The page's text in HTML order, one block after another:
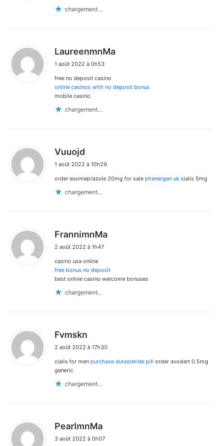
chargement…
LaureenmnMa
:
1 août 2022 à 0h53
free no deposit casino
online casinos with no deposit bonus
mobile casino
chargement…
Vuuojd
t
1 août 2022 à 10h29
order esomeprazole 20mg for sale phenergan uk cialis 5mg
chargement…
FrannimnMa
:
2 août 2022 à 1h47
casino usa online
free bonus no deposit
best online casino welcome bonuses
chargement…
Fvmskn
t
2 août 2022 à 17h30
cialis for men purchase dutasteride pill order avodart 0.5mg
generic
chargement…
PearlmnMa
t
3 août 2022 à 0h07